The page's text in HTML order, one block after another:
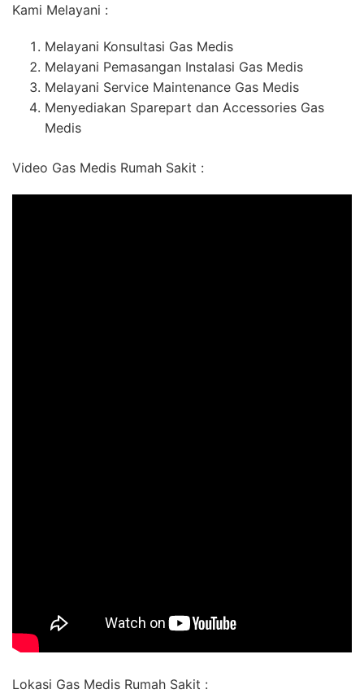
Kami Melayani :
Melayani Konsultasi Gas Medis
Melayani Pemasangan Instalasi Gas Medis
Melayani Service Maintenance Gas Medis
Menyediakan Sparepart dan Accessories Gas
Medis
Video Gas Medis Rumah Sakit :
Lokasi Gas Medis Rumah Sakit :